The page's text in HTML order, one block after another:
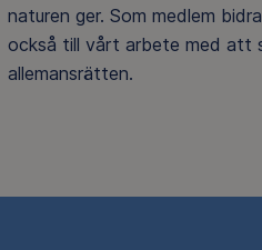
naturen ger. Som medlem
också till vårt arbete med att
allemansrätten.